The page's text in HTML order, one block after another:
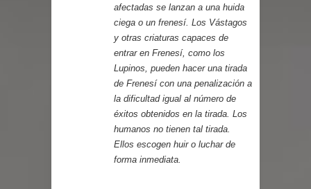
afectadas se lanzan a una huida
ciega o un frenesí. Los Vástagos
y otras criaturas capaces de
entrar en Frenesí, como los
Lupinos, pueden hacer una tirada
de Frenesí con una penalización a
la dificultad igual al número de
éxitos obtenidos en la tirada. Los
humanos no tienen tal tirada.
Ellos escogen huir o luchar de
forma inmediata.